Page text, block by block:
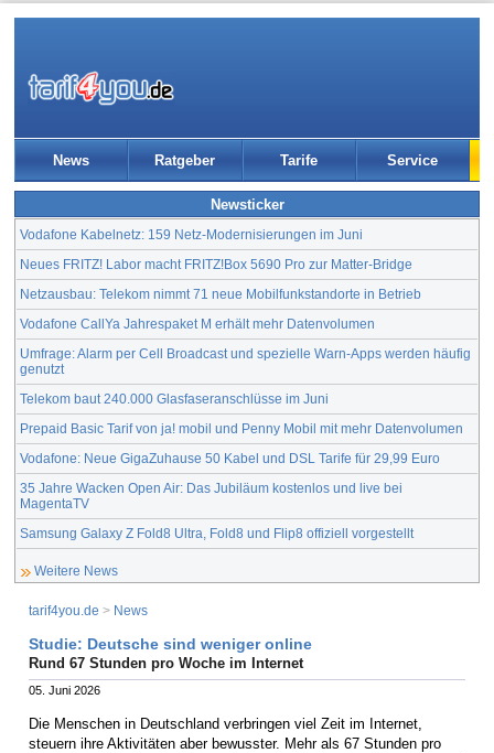
News Ratgeber Tarife Service
Newsticker
Vodafone Kabelnetz: 159 Netz-Modernisierungen im Juni
Neues FRITZ! Labor macht FRITZ!Box 5690 Pro zur Matter-Bridge
Netzausbau: Telekom nimmt 71 neue Mobilfunkstandorte in Betrieb
Vodafone CallYa Jahrespaket M erhält mehr Datenvolumen
Umfrage: Alarm per Cell Broadcast und spezielle Warn-Apps werden häufig
genutzt
Telekom baut 240.000 Glasfaseranschlüsse im Juni
Prepaid Basic Tarif von ja! mobil und Penny Mobil mit mehr Datenvolumen
Vodafone: Neue GigaZuhause 50 Kabel und DSL Tarife für 29,99 Euro
35 Jahre Wacken Open Air: Das Jubiläum kostenlos und live bei
MagentaTV
Samsung Galaxy Z Fold8 Ultra, Fold8 und Flip8 offiziell vorgestellt
Weitere News
tarif4you.de > News
Studie: Deutsche sind weniger online
Rund 67 Stunden pro Woche im Internet
05. Juni 2026
Die Menschen in Deutschland verbringen viel Zeit im Internet,
steuern ihre Aktivitäten aber bewusster. Mehr als 67 Stunden pro